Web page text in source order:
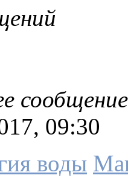
сообщение
09:30
воды